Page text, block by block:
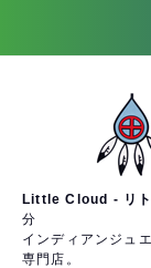
Little Cloud - リト
分
インディアンジュ
専門店。